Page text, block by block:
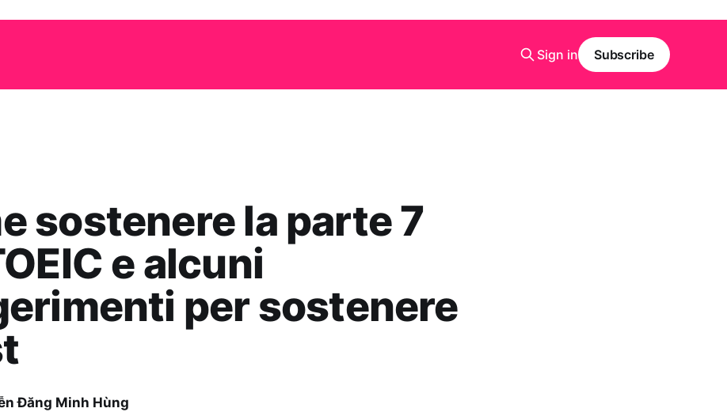
Sign in Subscribe
sostenere la parte 7
e alcuni
per sostenere
Đăng Minh Hùng